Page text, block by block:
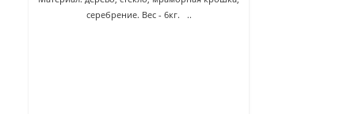
серебрение. Вес - 6кг. ..